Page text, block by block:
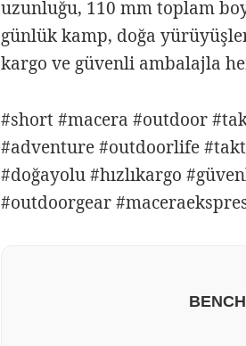
uzunluğu, 110 mm toplam
günlük kamp, doğa
kargo ve güvenli ambalajla
#short #macera #outdoor
#adventure #outdoorlife
#doğayolu #hızlıkargo
#outdoorgear